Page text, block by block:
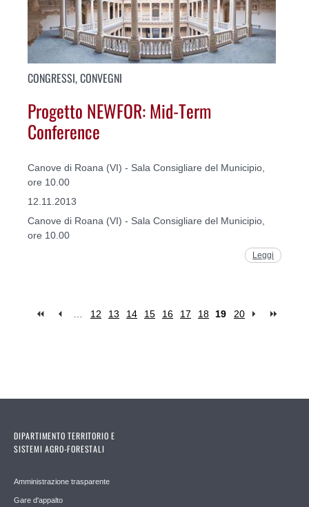
CONGRESSI, CONVEGNI
Progetto NEWFOR: Mid-Term
Conference
Canove di Roana (VI) - Sala Consigliare del Municipio,
ore 10.00
12.11.2013
Canove di Roana (VI) - Sala Consigliare del Municipio,
ore 10.00
Leggi
12 13 14 15 16 17 18 19 20
DIPARTIMENTO TERRITORIO E
SISTEMI AGRO-FORESTALI
Amministrazione trasparente
Gare d'appalto